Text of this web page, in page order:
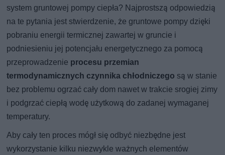
system gruntowej pompy ciepła? Najprostszą odpowiedzią
na te pytania jest stwierdzenie, że gruntowe pompy dzięki
pobraniu energii termicznej zawartej w gruncie i
podniesieniu jej potencjału energetycznego za pomocą
przeprowadzenie procesu przemian
termodynamicznych czynnika chłodniczego są w stanie
bez problemu ogrzać cały dom nawet w trakcie srogiej zimy
i podgrzać ciepłą wodę użytkową do zadanej wymaganej
temperatury.
Aby cały ten proces mógł się odbyć niezbędne jest
wykorzystanie kilku niezwykle ważnych elementów